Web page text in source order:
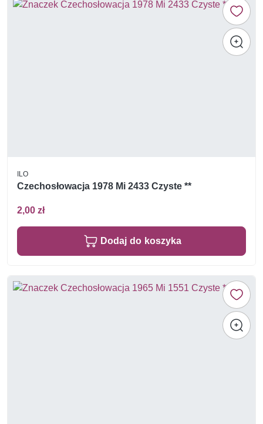
ILO
Czechosłowacja 1978 Mi 2433 Czyste **
2,00 zł
Dodaj do koszyka